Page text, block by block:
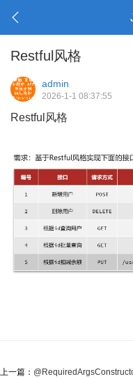
Restful风格
admin
2026-1-1 08:37:55
Restful风格
上一篇：